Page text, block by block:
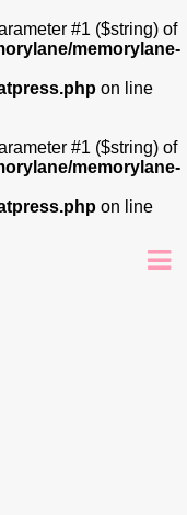
#1 ($string) of
memorylane-
on line
#1 ($string) of
memorylane-
on line